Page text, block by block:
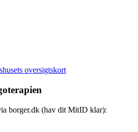
oversigtskort
borger.dk (hav dit MitID klar):